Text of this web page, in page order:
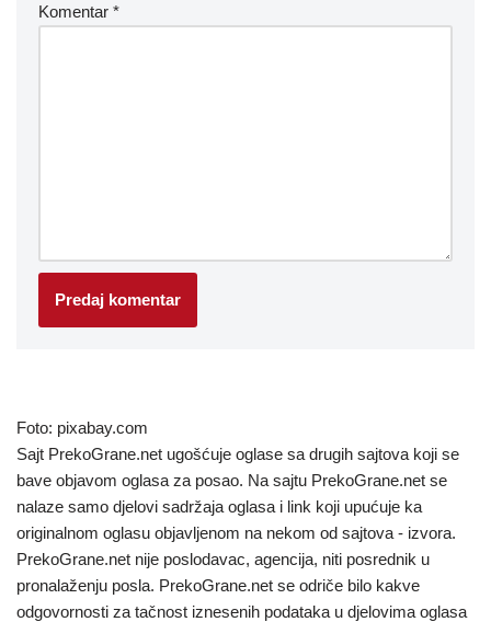
Komentar *
Foto: pixabay.com
Sajt PrekoGrane.net ugošćuje oglase sa drugih sajtova koji se
bave objavom oglasa za posao. Na sajtu PrekoGrane.net se
nalaze samo djelovi sadržaja oglasa i link koji upućuje ka
originalnom oglasu objavljenom na nekom od sajtova - izvora.
PrekoGrane.net nije poslodavac, agencija, niti posrednik u
pronalaženju posla. PrekoGrane.net se odriče bilo kakve
odgovornosti za tačnost iznesenih podataka u djelovima oglasa